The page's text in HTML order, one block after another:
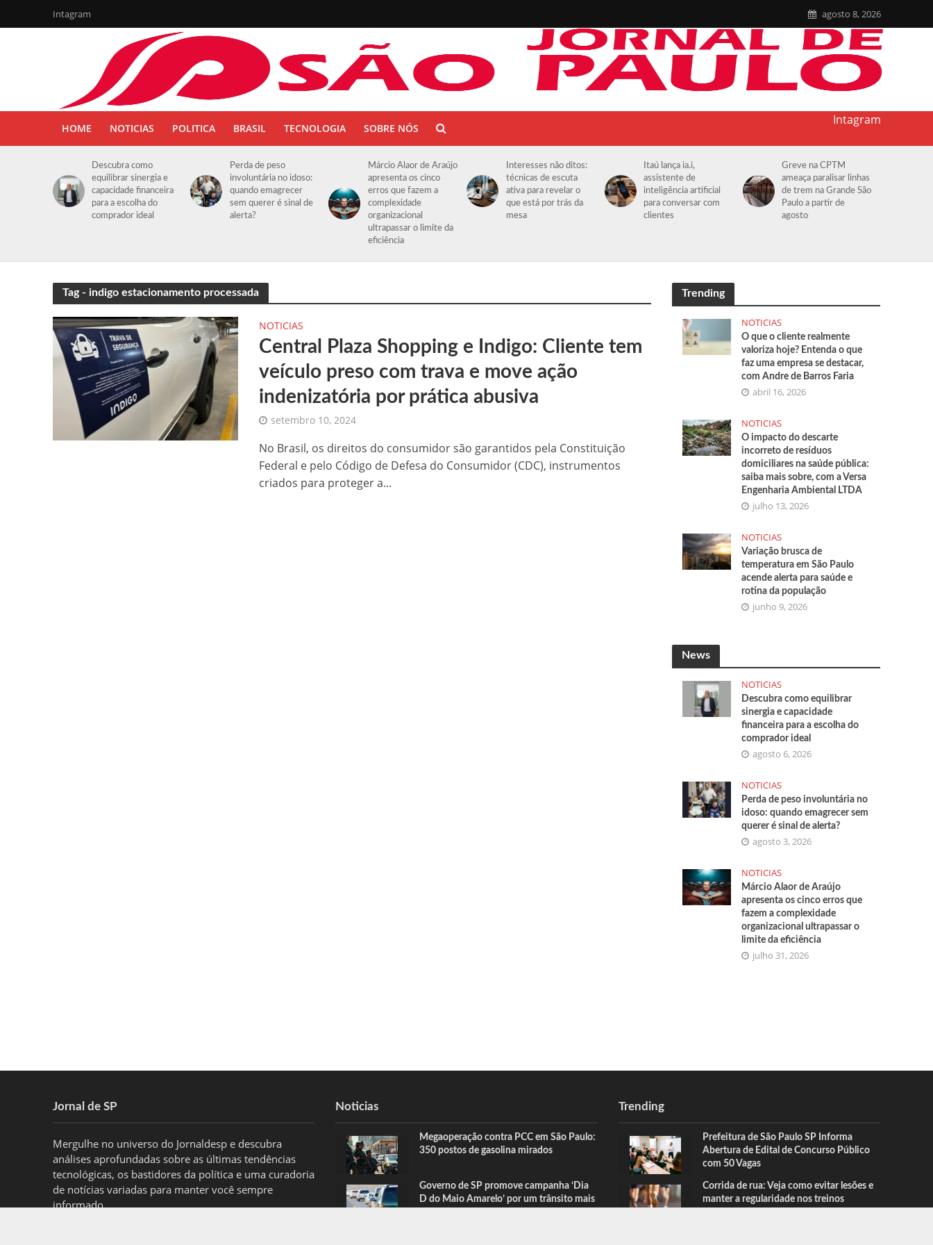
Intagram agosto 8, 2026
HOME NOTICIAS POLITICA BRASIL TECNOLOGIA SOBRE NÓS
Intagram
Descubra como
equilibrar sinergia e
capacidade financeira
para a escolha do
comprador ideal
Perda de peso
involuntária no idoso:
quando emagrecer
sem querer é sinal de
alerta?
Márcio Alaor de Araújo
apresenta os cinco
erros que fazem a
complexidade
organizacional
ultrapassar o limite da
eficiência
Interesses não ditos:
técnicas de escuta
ativa para revelar o
que está por trás da
mesa
Itaú lança ia.i,
assistente de
inteligência artificial
para conversar com
clientes
Greve na CPTM
ameaça paralisar linhas
de trem na Grande São
Paulo a partir de
agosto
Tag - indigo estacionamento processada
NOTICIAS
Central Plaza Shopping e Indigo: Cliente tem
veículo preso com trava e move ação
indenizatória por prática abusiva
setembro 10, 2024
No Brasil, os direitos do consumidor são garantidos pela Constituição
Federal e pelo Código de Defesa do Consumidor (CDC), instrumentos
criados para proteger a...
Trending
NOTICIAS
O que o cliente realmente
valoriza hoje? Entenda o que
faz uma empresa se destacar,
com Andre de Barros Faria
abril 16, 2026
NOTICIAS
O impacto do descarte
incorreto de resíduos
domiciliares na saúde pública:
saiba mais sobre, com a Versa
Engenharia Ambiental LTDA
julho 13, 2026
NOTICIAS
Variação brusca de
temperatura em São Paulo
acende alerta para saúde e
rotina da população
junho 9, 2026
News
NOTICIAS
Descubra como equilibrar
sinergia e capacidade
financeira para a escolha do
comprador ideal
agosto 6, 2026
NOTICIAS
Perda de peso involuntária no
idoso: quando emagrecer sem
querer é sinal de alerta?
agosto 3, 2026
NOTICIAS
Márcio Alaor de Araújo
apresenta os cinco erros que
fazem a complexidade
organizacional ultrapassar o
limite da eficiência
julho 31, 2026
Jornal de SP
Mergulhe no universo do Jornaldesp e descubra
análises aprofundadas sobre as últimas tendências
tecnológicas, os bastidores da política e uma curadoria
de notícias variadas para manter você sempre
informado.
Noticias
Megaoperação contra PCC em São Paulo:
350 postos de gasolina mirados
Governo de SP promove campanha ‘Dia
D do Maio Amarelo’ por um trânsito mais
Trending
Prefeitura de São Paulo SP Informa
Abertura de Edital de Concurso Público
com 50 Vagas
Corrida de rua: Veja como evitar lesões e
manter a regularidade nos treinos